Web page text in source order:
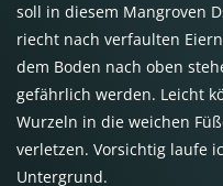
soll in diesem Mangroven
riecht nach verfaulten
dem Boden nach oben
gefährlich werden. Leicht
Wurzeln in die weichen
verletzen. Vorsichtig laufe
Untergrund.